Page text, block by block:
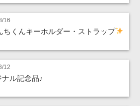
16
ちくんキーホルダー・ストラップ
12
ナル記念品♪